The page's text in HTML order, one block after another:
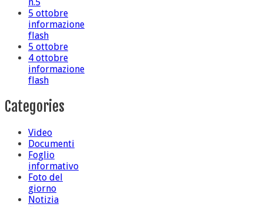
5 ottobre
informazione
flash
5 ottobre
4 ottobre
informazione
flash
Categories
Video
Documenti
Foglio
informativo
Foto del
giorno
Notizia